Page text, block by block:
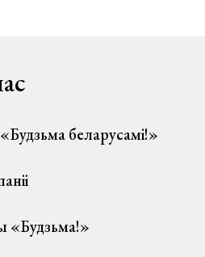
беларусамі!»
«Будзьма!»